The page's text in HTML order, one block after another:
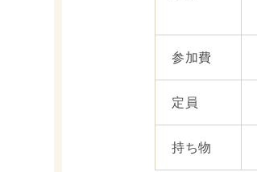
参加費
定員
持ち物